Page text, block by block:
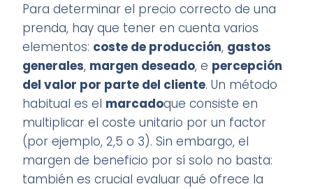
Para determinar el precio correcto de una
prenda, hay que tener en cuenta varios
elementos: coste de producción, gastos
generales, margen deseado, e percepción
del valor por parte del cliente. Un método
habitual es el marcadoque consiste en
multiplicar el coste unitario por un factor
(por ejemplo, 2,5 o 3). Sin embargo, el
margen de beneficio por sí solo no basta:
también es crucial evaluar qué ofrece la